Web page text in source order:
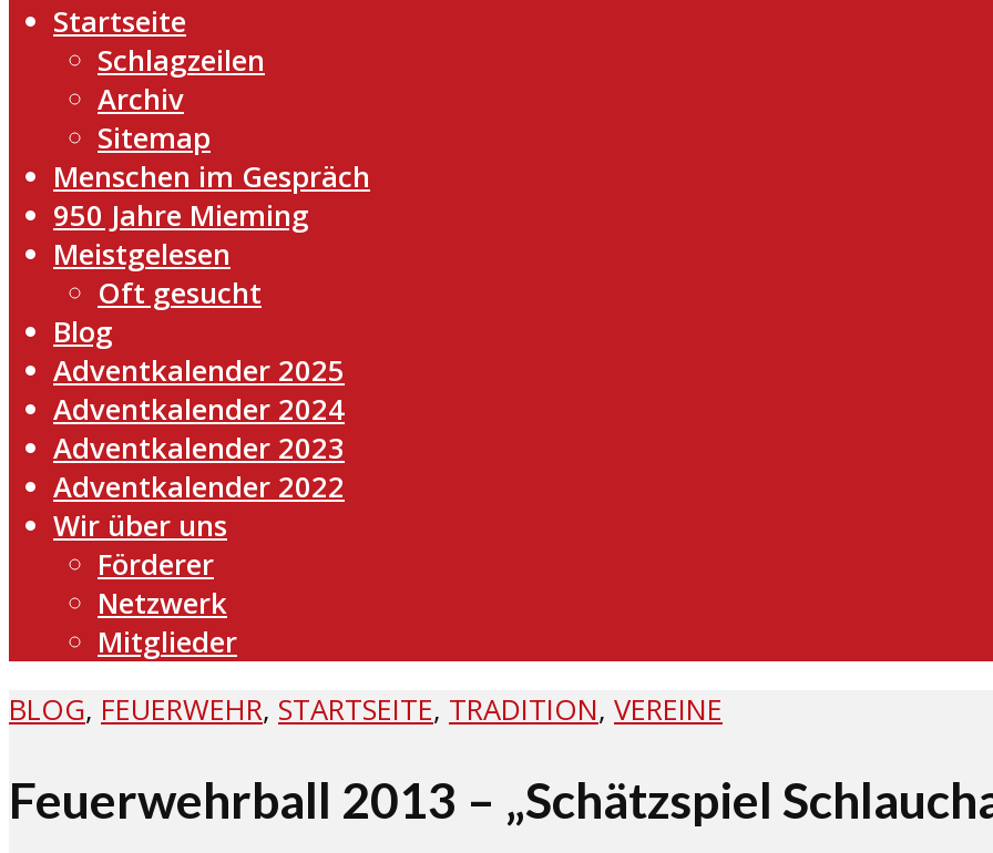
Startseite
Schlagzeilen
Archiv
Sitemap
Menschen im Gespräch
950 Jahre Mieming
Meistgelesen
Oft gesucht
Blog
Adventkalender 2025
Adventkalender 2024
Adventkalender 2023
Adventkalender 2022
Wir über uns
Förderer
Netzwerk
Mitglieder
BLOG, FEUERWEHR, STARTSEITE, TRADITION, VEREINE
Feuerwehrball 2013 – „Schätzspiel